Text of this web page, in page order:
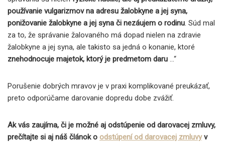
používanie vulgarizmov na adresu žalobkyne a jej syna,
ponižovanie žalobkyne a jej syna či nezáujem o rodinu. Súd mal
za to, že správanie žalovaného má dopad nielen na zdravie
žalobkyne a jej syna, ale takisto sa jedná o konanie, ktoré
znehodnocuje majetok, ktorý je predmetom daru …“
Porušenie dobrých mravov je v praxi komplikované preukázať,
preto odporúčame darovanie dopredu dobe zvážiť.
Ak vás zaujíma, či je možné aj odstúpenie od darovacej zmluvy,
prečítajte si aj náš článok o odstúpení od darovacej zmluvyv